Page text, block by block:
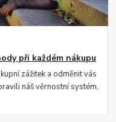
při každém nákupu
zážitek a odměnit vás
náš věrnostní systém,